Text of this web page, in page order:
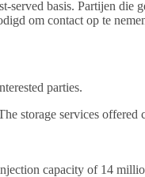
served basis. Partijen
om contact op te
parties.
storage services offered
capacity of 14